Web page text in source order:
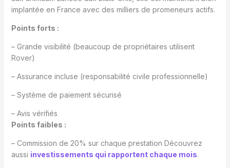
implantée en France avec des milliers de promeneurs actifs.
Points forts :
– Grande visibilité (beaucoup de propriétaires utilisent
Rover)
– Assurance incluse (responsabilité civile professionnelle)
– Système de paiement sécurisé
– Avis vérifiés
Points faibles :
– Commission de 20% sur chaque prestation Découvrez
aussi investissements qui rapportent chaque mois.